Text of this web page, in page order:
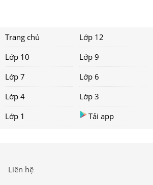
Trang chủ Lớp 12
Lớp 10
Lớp 9
Lớp 7
Lớp 6
Lớp 4
Lớp 3
Lớp 1
Tải app
Liên hệ